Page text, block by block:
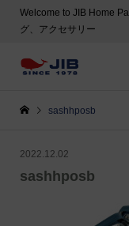
Welcome to JIB Home
グ、アクセサリー
sashhposb
2022.12.02
sashhposb